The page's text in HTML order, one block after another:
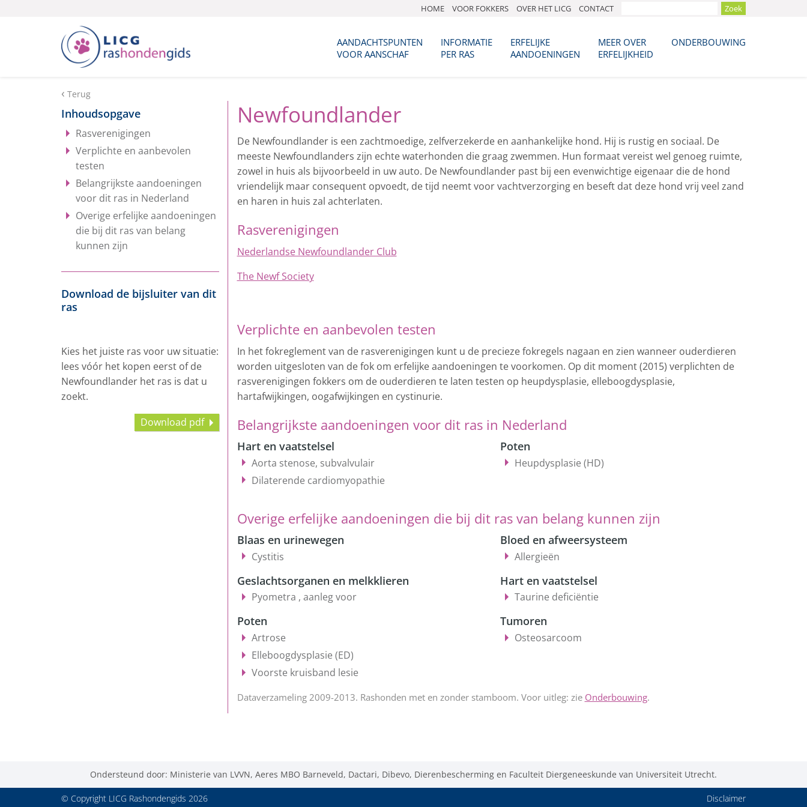
HOME VOOR FOKKERS OVER HET LICG CONTACT
AANDACHTSPUNTEN
VOOR AANSCHAF
INFORMATIE
PER RAS
ERFELIJKE
AANDOENINGEN
MEER OVER
ERFELIJKHEID
ONDERBOUWING
Newfoundlander
De Newfoundlander is een zachtmoedige, zelfverzekerde en aanhankelijke hond. Hij is rustig en sociaal. De
meeste Newfoundlanders zijn echte waterhonden die graag zwemmen. Hun formaat vereist wel genoeg ruimte,
zowel in huis als bijvoorbeeld in uw auto. De Newfoundlander past bij een evenwichtige eigenaar die de hond
vriendelijk maar consequent opvoedt, de tijd neemt voor vachtverzorging en beseft dat deze hond vrij veel zand
en haren in huis zal achterlaten.
Rasverenigingen
Nederlandse Newfoundlander Club
The Newf Society
Verplichte en aanbevolen testen
In het fokreglement van de rasverenigingen kunt u de precieze fokregels nagaan en zien wanneer ouderdieren
worden uitgesloten van de fok om erfelijke aandoeningen te voorkomen. Op dit moment (2015) verplichten de
rasverenigingen fokkers om de ouderdieren te laten testen op heupdysplasie, elleboogdysplasie,
hartafwijkingen, oogafwijkingen en cystinurie.
Belangrijkste aandoeningen voor dit ras in Nederland
Hart en vaatstelsel
Aorta stenose, subvalvulair
Dilaterende cardiomyopathie
Poten
Heupdysplasie (HD)
Overige erfelijke aandoeningen die bij dit ras van belang kunnen zijn
Blaas en urinewegen
Cystitis
Bloed en afweersysteem
Allergieën
Geslachtsorganen en melkklieren
Pyometra , aanleg voor
Hart en vaatstelsel
Taurine deficiëntie
Poten
Artrose
Elleboogdysplasie (ED)
Voorste kruisband lesie
Tumoren
Osteosarcoom
Dataverzameling 2009-2013. Rashonden met en zonder stamboom. Voor uitleg: zie Onderbouwing.
Terug
Inhoudsopgave
Rasverenigingen
Verplichte en aanbevolen
testen
Belangrijkste aandoeningen
voor dit ras in Nederland
Overige erfelijke aandoeningen
die bij dit ras van belang
kunnen zijn
Download de bijsluiter van dit
ras
Kies het juiste ras voor uw situatie:
lees vóór het kopen eerst of de
Newfoundlander het ras is dat u
zoekt.
Download pdf
Ondersteund door: Ministerie van LVVN, Aeres MBO Barneveld, Dactari, Dibevo, Dierenbescherming en Faculteit Diergeneeskunde van Universiteit Utrecht.
© Copyright LICG Rashondengids 2026 Disclaimer